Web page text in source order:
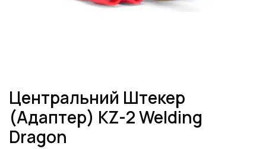
Центральний Штекер
(адаптер) KZ-2 Welding
Dragon
Повернення та обмін